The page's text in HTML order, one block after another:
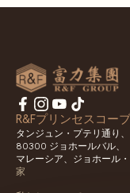
R&Fプリンセスコー
タンジュン・プテリ通り、
80300 ジョホールバル、
マレーシア、ジョホール
家